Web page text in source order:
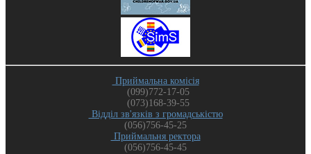
Приймальна комісія
(099)772-17-05
(073)168-39-55
Відділ зв'язків з громадськістю
(056)756-45-25
Приймальня ректора
(056)756-45-45